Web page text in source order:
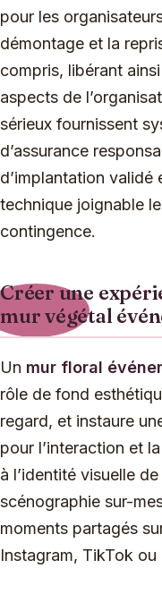
pour les
démontage et la
compris, libérant
aspects de
sérieux fournissent
d’assurance
d’implantation
technique joignable
contingence.
Créer une
mur végétal
Un mur floral
rôle de fond
regard, et instaure
pour l’interaction et
à l’identité visuelle
scénographie sur-
moments partagés
Instagram, TikTok